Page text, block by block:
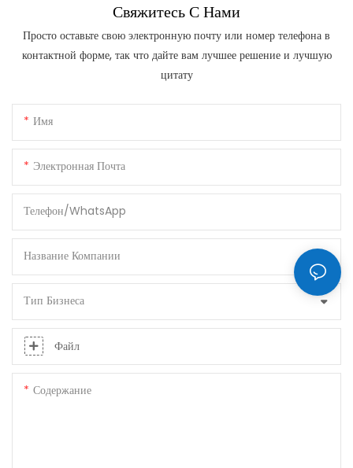
Свяжитесь С Нами
Просто оставьте свою электронную почту или номер телефона в
контактной форме, так что дайте вам лучшее решение и лучшую
цитату
Имя
Электронная Почта
Телефон/WhatsApp
Название Компании
Тип Бизнеса
Файл
Содержание